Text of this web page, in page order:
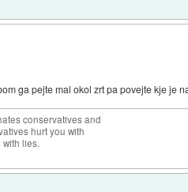
ga pejte mal okol zrt pa povejte kje je
conservatives and
hurt you with
lies.